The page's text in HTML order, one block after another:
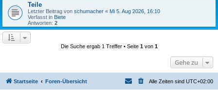
Teile
Letzter Beitrag von schumacher « Mi 5. Aug 2026, 16:10
Verfasst in Biete
Antworten: 2
Die Suche ergab 1 Treffer • Seite 1von 1
Gehe zu
Startseite Foren-Übersicht Alle Zeiten sind UTC+02:00